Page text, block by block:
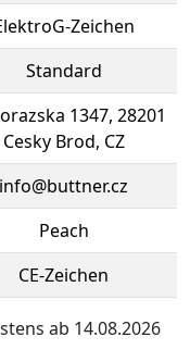
Zeichen
Standard
1347, 28201
Cesky Brod, CZ
info@buttner.cz
Peach
CE-Zeichen
ab 14.08.2026